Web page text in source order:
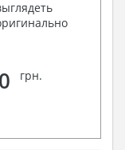
грн.